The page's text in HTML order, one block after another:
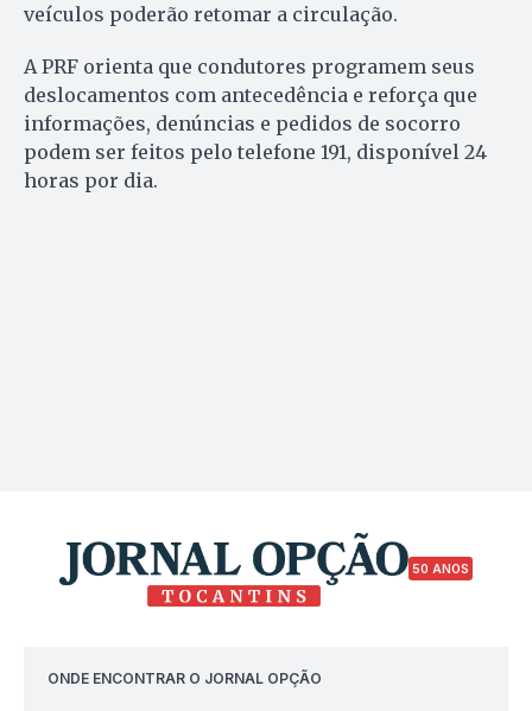
veículos poderão retomar a circulação.
A PRF orienta que condutores programem seus
deslocamentos com antecedência e reforça que
informações, denúncias e pedidos de socorro
podem ser feitos pelo telefone 191, disponível 24
horas por dia.
50 ANOS
ONDE ENCONTRAR O JORNAL OPÇÃO